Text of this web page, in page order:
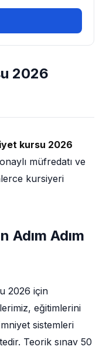
2026
kursu 2026
müfredatı ve
kursiyeri
Adım
2026 için
eğitimlerini
sistemleri
Teorik sınav 50